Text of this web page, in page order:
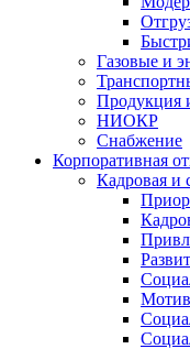
Газовые и
Продукция
НИОКР
Снабжение
Корпоративная
Кадровая и